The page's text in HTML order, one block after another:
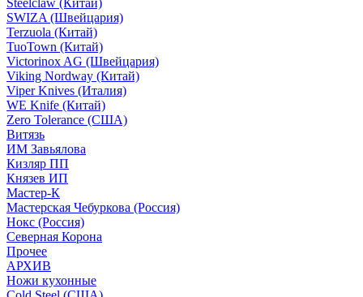
Steelclaw (Китай)
SWIZA (Швейцария)
Terzuola (Китай)
TuoTown (Китай)
Victorinox AG (Швейцария)
Viking Nordway (Китай)
Viper Knives (Италия)
WE Knife (Китай)
Zero Tolerance (США)
Витязь
ИМ Завьялова
Кизляр ПП
Князев ИП
Мастер-К
Мастерская Чебуркова (Россия)
Нокс (Россия)
Северная Корона
Прочее
АРХИВ
Ножи кухонные